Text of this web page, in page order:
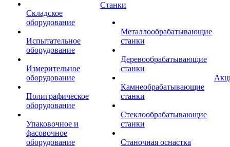
Складское
оборудование
Испытательное
оборудование
Измерительное
оборудование
Полиграфическое
оборудование
Упаковочное и
фасовочное
оборудование
Станки
Металлообрабатывающие
станки
Деревообрабатывающие
станки
Камнеобрабатывающие
станки
Стеклообрабатывающие
станки
Станочная оснастка